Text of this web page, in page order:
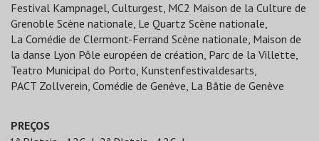
Festival Kampnagel, Culturgest, MC2 Maison de la Culture de
Grenoble Scène nationale, Le Quartz Scène nationale,
La Comédie de Clermont-Ferrand Scène nationale, Maison de
la danse Lyon Pôle européen de création, Parc de la Villette,
Teatro Municipal do Porto, Kunstenfestivaldesarts,
PACT Zollverein, Comédie de Genève, La Bâtie de Genève
PREÇOS